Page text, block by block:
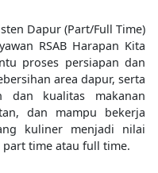
Dapur (Part/Full Time)
RSAB Harapan Kita
proses persiapan dan
area dapur, serta
dan kualitas makanan
dan mampu bekerja
kuliner menjadi nilai
time atau full time.